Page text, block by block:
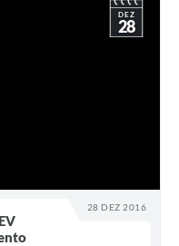
28 DEZ 2016
DEZ
28